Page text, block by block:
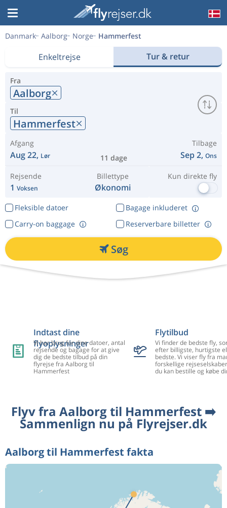
Danmark Aalborg Norge Hammerfest
Enkeltrejse Tur & retur
Fra
Aalborg
Til
Hammerfest
Afgang
Aug 22, Lør 11 dage
Tilbage
Sep 2, Ons
Rejsende
1 Voksen
Billettype
Økonomi
Kun direkte fly
Fleksible datoer
Bagage inkluderet
Reserverbare billetter
Carry-on baggage
Søg
Indtast dine
flyoplysninger
Vi har brug for dine datoer, antal
rejsende og bagage for at give
dig de bedste tilbud på din
flyrejse fra Aalborg til
Hammerfest
Flytilbud
Vi finder de bedste fly,
efter billigste, hurtigste
bedste. Vi viser fly fra
forskellige
du kan bestille og købe
Flyv fra Aalborg til Hammerfest ➡️
Sammenlign nu på Flyrejser.dk
Aalborg til Hammerfest fakta